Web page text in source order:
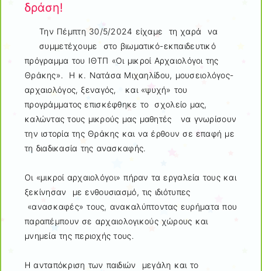
δράση!
Την Πέμπτη 30/5/2024 είχαμε τη χαρά να
συμμετέχουμε στο βιωματικό-εκπαιδευτικό
πρόγραμμα του ΙΘΤΠ «Οι μικροί Αρχαιολόγοι της
Θράκης». Η κ. Νατάσα Μιχαηλίδου, μουσειολόγος-
αρχαιολόγος, ξεναγός, και «ψυχή» του
προγράμματος επισκέφθηκε το σχολείο μας,
καλώντας τους μικρούς μας μαθητές να γνωρίσουν
την ιστορία της Θράκης και να έρθουν σε επαφή με
τη διαδικασία της ανασκαφής.
Οι «μικροί αρχαιολόγοι» πήραν τα εργαλεία τους και
ξεκίνησαν με ενθουσιασμό, τις ιδιότυπες
«ανασκαφές» τους, ανακαλύπτοντας ευρήματα που
παραπέμπουν σε αρχαιολογικούς χώρους και
μνημεία της περιοχής τους.
Η ανταπόκριση των παιδιών μεγάλη και το